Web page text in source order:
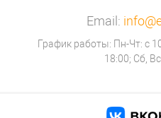
Email:
График работы: Пн-Чт: с
18:00; Сб,